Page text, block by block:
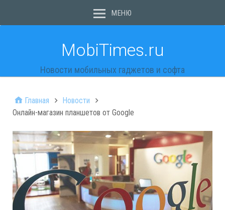
МЕНЮ
MobiTimes.ru
Новости мобильных гаджетов и софта
Главная
Новости
Онлайн-магазин планшетов от Google